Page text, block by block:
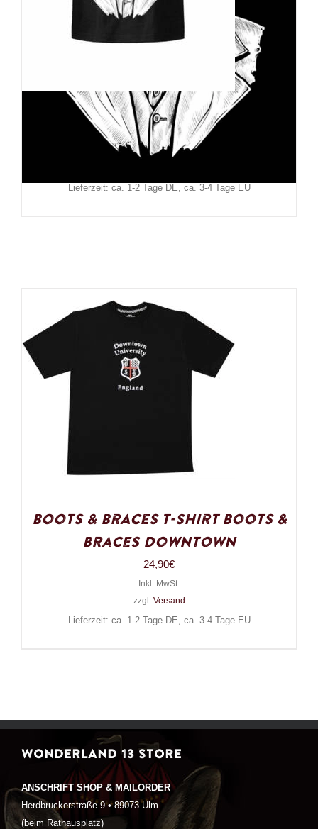
Hysteria Ink T-Shirt Joker Two
29,90€
Inkl. MwSt.
Lieferzeit: ca. 1-2 Tage DE, ca. 3-4 Tage EU
Boots & Braces T-Shirt Boots &
Braces Downtown
24,90€
Inkl. MwSt.
zzgl. Versand
Lieferzeit: ca. 1-2 Tage DE, ca. 3-4 Tage EU
WONDERLAND 13 STORE
ANSCHRIFT SHOP & MAILORDER
Herdbruckerstraße 9 • 89073 Ulm
(beim Rathausplatz)